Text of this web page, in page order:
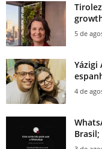
5 de
Yázigi
4 de